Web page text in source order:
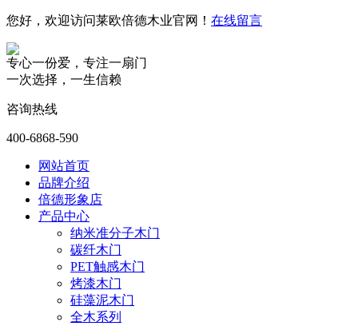
您好，欢迎访问莱欧倍德木业官网！ 在线留言
专心一份爱，专注一扇门
一次选择，一生信赖
咨询热线
400-6868-590
网站首页
品牌介绍
倍德形象店
产品中心
纳米准分子木门
碳纤木门
PET触感木门
烤漆木门
硅藻泥木门
全木系列